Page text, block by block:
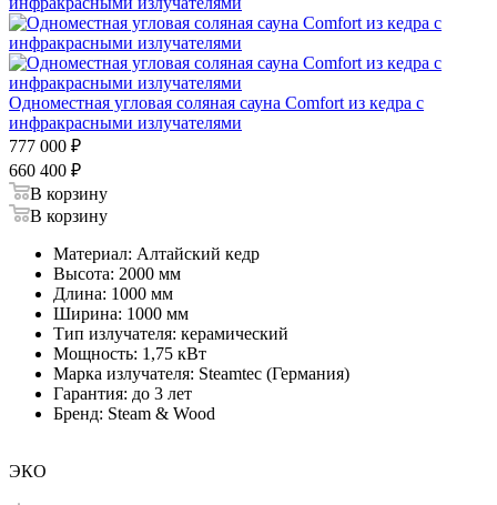
Одноместная угловая соляная сауна Comfort из кедра с
инфракрасными излучателями
777 000 ₽
660 400 ₽
В корзину
В корзину
Материал: Алтайский кедр
Высота: 2000 мм
Длина: 1000 мм
Ширина: 1000 мм
Тип излучателя: керамический
Мощность: 1,75 кВт
Марка излучателя: Steamtec (Германия)
Гарантия: до 3 лет
Бренд: Steam & Wood
ЭКО